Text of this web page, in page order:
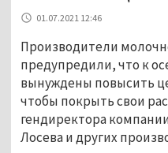
01.07.2021 12:46
Производители
предупредили, что к
вынуждены повысить
чтобы покрыть свои
гендиректора
Лосева и других